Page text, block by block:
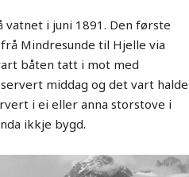
i juni 1891. Den første
Mindresunde til Hjelle via
båten tatt i mot med
middag og det vart halde
i ei eller anna storstove i
ikkje bygd.